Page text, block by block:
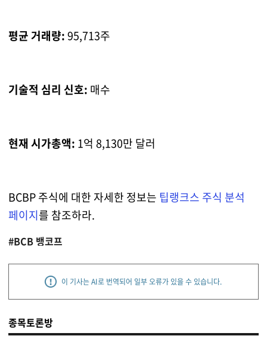
평균 거래량:95,713주
기술적 심리 신호: 매수
현재 시가총액: 1억 8,130만 달러
BCBP 주식에 대한 자세한 정보는 팁랭크스 주식 분석
페이지를 참조하라.
#BCB 뱅코프
이 기사는 AI로 번역되어 일부 오류가 있을 수 있습니다.
종목토론방